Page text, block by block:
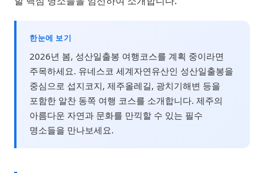
한눈에 보기
2026년 봄, 성산일출봉 여행코스를 계획 중이라면
주목하세요. 유네스코 세계자연유산인 성산일출봉을
중심으로 섭지코지, 제주올레길, 광치기해변 등을
포함한 알찬 동쪽 여행 코스를 소개합니다. 제주의
아름다운 자연과 문화를 만끽할 수 있는 필수
명소들을 만나보세요.